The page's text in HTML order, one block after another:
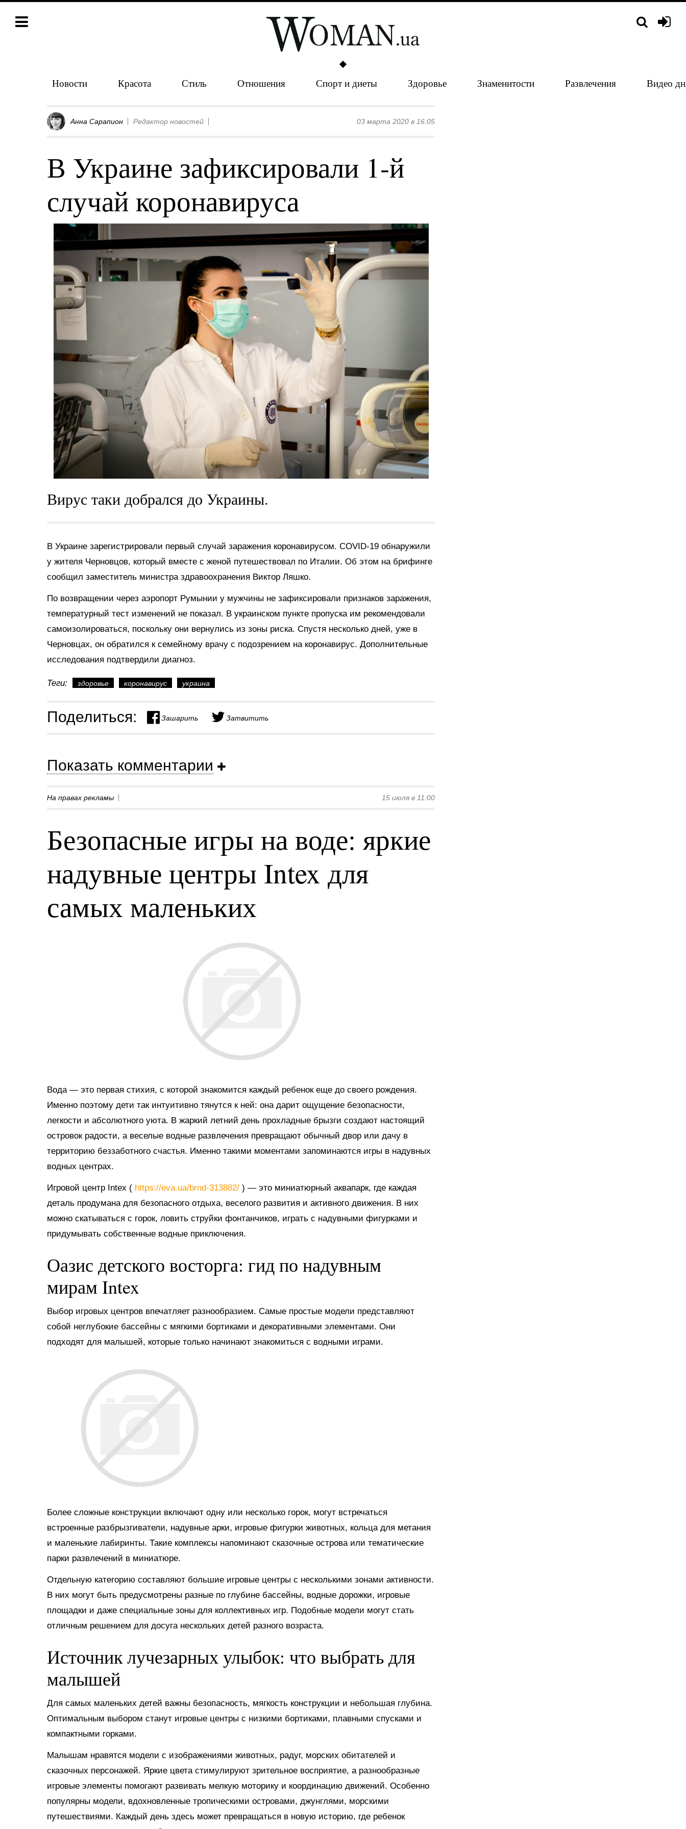
Новости Красота Стиль Отношения Спорт и диеты Здоровье Знаменитости Развлечения Видео
Анна Сарапион Редактор новостей 03 марта 2020 в 16:05
В Украине зафиксировали 1-й
случай коронавируса
Вирус таки добрался до Украины.
В Украине зарегистрировали первый случай заражения коронавирусом. COVID-19 обнаружили
у жителя Черновцов, который вместе с женой путешествовал по Италии. Об этом на брифинге
сообщил заместитель министра здравоохранения Виктор Ляшко.
По возвращении через аэропорт Румынии у мужчины не зафиксировали признаков заражения,
температурный тест изменений не показал. В украинском пункте пропуска им рекомендовали
самоизолироваться, поскольку они вернулись из зоны риска. Спустя несколько дней, уже в
Черновцах, он обратился к семейному врачу с подозрением на коронавирус. Дополнительные
исследования подтвердили диагноз.
Теги: здоровье коронавирус украина
Поделиться: Зашарить Затвитить
Показать комментарии
На правах рекламы 15 июля в 11:00
Безопасные игры на воде: яркие
надувные центры Intex для
самых маленьких
Вода — это первая стихия, с которой знакомится каждый ребенок еще до своего рождения.
Именно поэтому дети так интуитивно тянутся к ней: она дарит ощущение безопасности,
легкости и абсолютного уюта. В жаркий летний день прохладные брызги создают настоящий
островок радости, а веселые водные развлечения превращают обычный двор или дачу в
территорию беззаботного счастья. Именно такими моментами запоминаются игры в надувных
водных центрах.
Игровой центр Intex ( https://eva.ua/brnd-313882/ ) — это миниатюрный аквапарк, где каждая
деталь продумана для безопасного отдыха, веселого развития и активного движения. В них
можно скатываться с горок, ловить струйки фонтанчиков, играть с надувными фигурками и
придумывать собственные водные приключения.
Оазис детского восторга: гид по надувным
мирам Intex
Выбор игровых центров впечатляет разнообразием. Самые простые модели представляют
собой неглубокие бассейны с мягкими бортиками и декоративными элементами. Они
подходят для малышей, которые только начинают знакомиться с водными играми.
Более сложные конструкции включают одну или несколько горок, могут встречаться
встроенные разбрызгиватели, надувные арки, игровые фигурки животных, кольца для метания
и маленькие лабиринты. Такие комплексы напоминают сказочные острова или тематические
парки развлечений в миниатюре.
Отдельную категорию составляют большие игровые центры с несколькими зонами активности.
В них могут быть предусмотрены разные по глубине бассейны, водные дорожки, игровые
площадки и даже специальные зоны для коллективных игр. Подобные модели могут стать
отличным решением для досуга нескольких детей разного возраста.
Источник лучезарных улыбок: что выбрать для
малышей
Для самых маленьких детей важны безопасность, мягкость конструкции и небольшая глубина.
Оптимальным выбором станут игровые центры с низкими бортиками, плавными спусками и
компактными горками.
Малышам нравятся модели с изображениями животных, радуг, морских обитателей и
сказочных персонажей. Яркие цвета стимулируют зрительное восприятие, а разнообразные
игровые элементы помогают развивать мелкую моторику и координацию движений. Особенно
популярны модели, вдохновленные тропическими островами, джунглями, морскими
путешествиями. Каждый день здесь может превращаться в новую историю, где ребенок